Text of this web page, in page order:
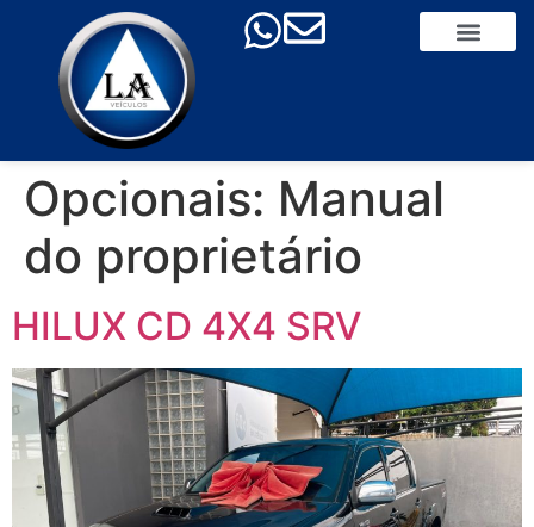
Opcionais: Manual
do proprietário
HILUX CD 4X4 SRV